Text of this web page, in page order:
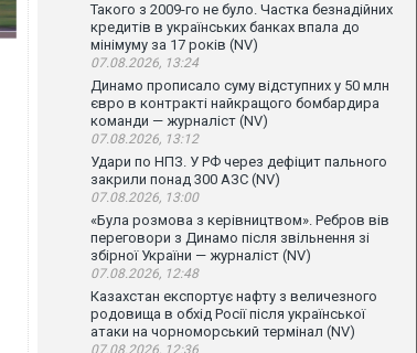
Такого з 2009-го не було. Частка безнадійних
кредитів в українських банках впала до
мінімуму за 17 років (NV)
07.08.2026, 13:24
Динамо прописало суму відступних у 50 млн
євро в контракті найкращого бомбардира
команди — журналіст (NV)
07.08.2026, 13:12
Удари по НПЗ. У РФ через дефіцит пального
закрили понад 300 АЗС (NV)
07.08.2026, 13:00
«Була розмова з керівництвом». Ребров вів
переговори з Динамо після звільнення зі
збірної України — журналіст (NV)
07.08.2026, 12:48
Казахстан експортує нафту з величезного
родовища в обхід Росії після української
атаки на чорноморський термінал (NV)
07.08.2026, 12:36